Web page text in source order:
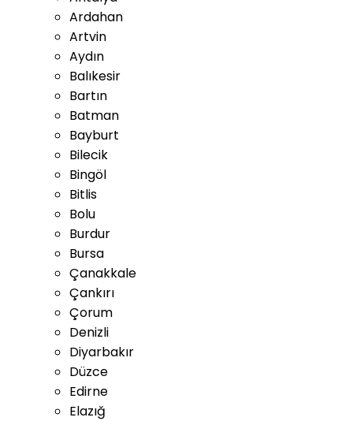
Ardahan
Artvin
Aydın
Balıkesir
Bartın
Batman
Bayburt
Bilecik
Bingöl
Bitlis
Bolu
Burdur
Bursa
Çanakkale
Çankırı
Çorum
Denizli
Diyarbakır
Düzce
Edirne
Elazığ